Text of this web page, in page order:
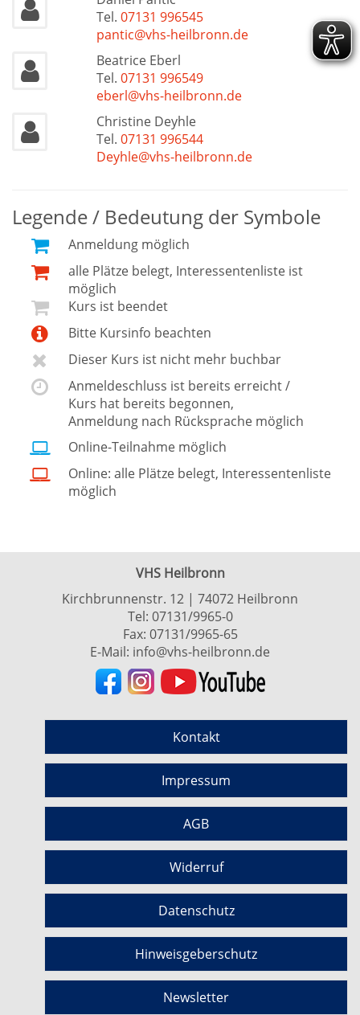
Tel. 07131 996545
pantic@vhs-heilbronn.de
Beatrice Eberl
Tel. 07131 996549
eberl@vhs-heilbronn.de
Christine Deyhle
Tel. 07131 996544
Deyhle@vhs-heilbronn.de
Legende / Bedeutung der Symbole
Anmeldung möglich
alle Plätze belegt, Interessentenliste ist
möglich
Kurs ist beendet
Bitte Kursinfo beachten
Dieser Kurs ist nicht mehr buchbar
Anmeldeschluss ist bereits erreicht /
Kurs hat bereits begonnen,
Anmeldung nach Rücksprache möglich
Online-Teilnahme möglich
Online: alle Plätze belegt, Interessentenliste
möglich
VHS Heilbronn
Kirchbrunnenstr. 12 | 74072 Heilbronn
Tel: 07131/9965-0
Fax: 07131/9965-65
E-Mail: info@vhs-heilbronn.de
Kontakt
Impressum
AGB
Widerruf
Datenschutz
Hinweisgeberschutz
Newsletter